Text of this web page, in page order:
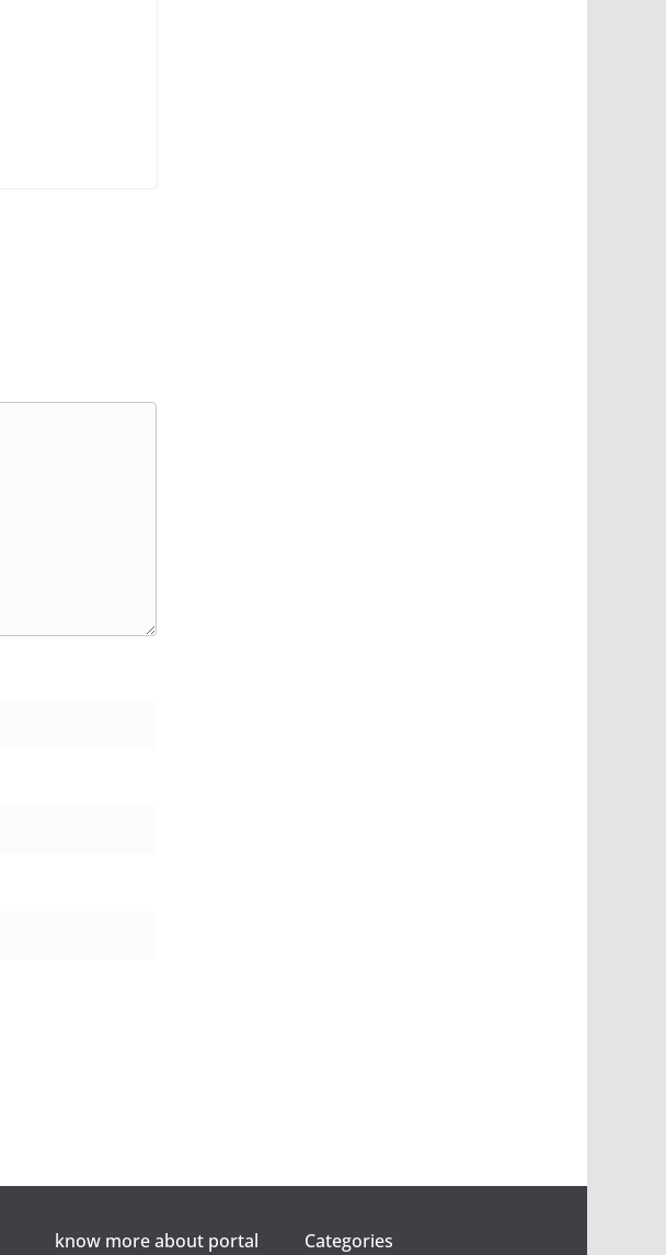
know more about portal Categories